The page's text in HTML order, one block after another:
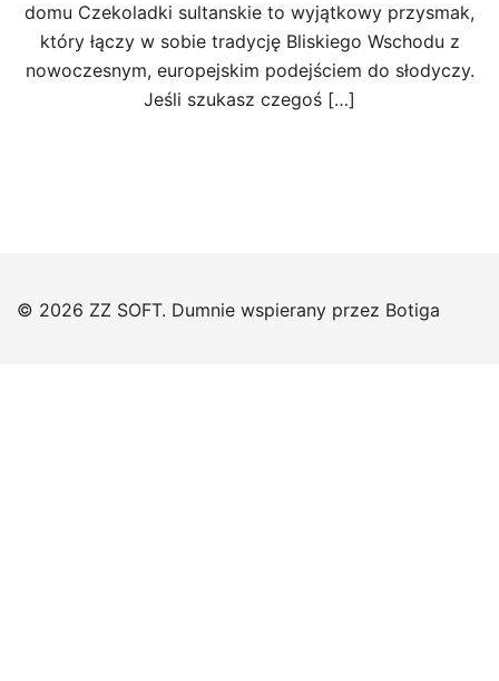
domu Czekoladki sultanskie to wyjątkowy przysmak,
który łączy w sobie tradycję Bliskiego Wschodu z
nowoczesnym, europejskim podejściem do słodyczy.
Jeśli szukasz czegoś […]
© 2026 ZZ SOFT. Dumnie wspierany przez Botiga